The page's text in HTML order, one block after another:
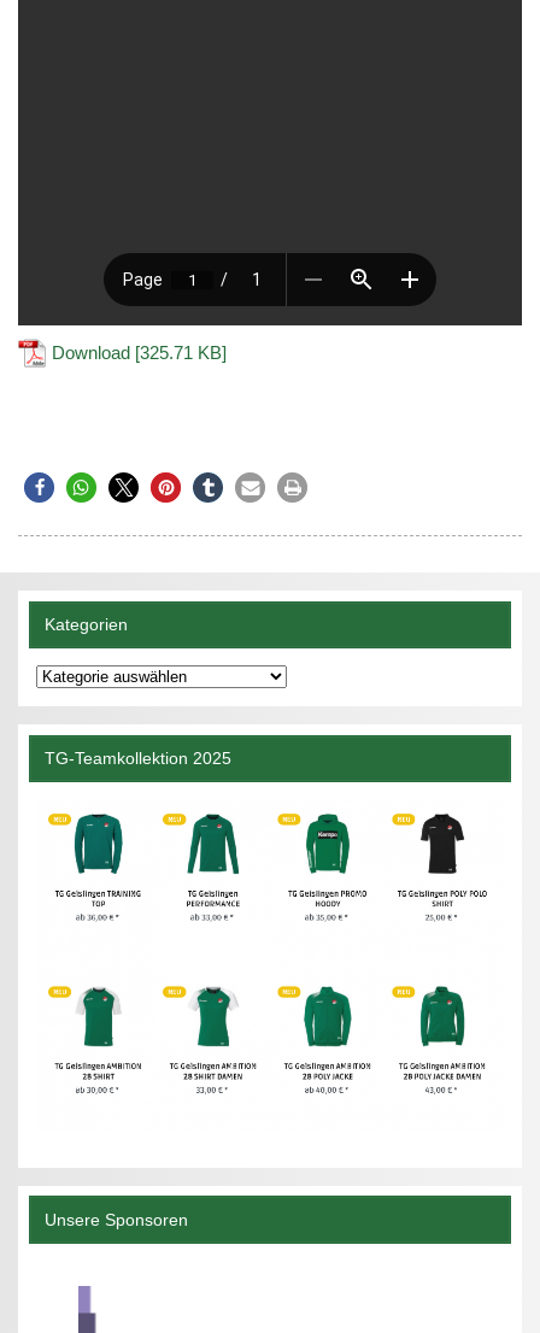
Download [325.71 KB]
Kategorien
Kategorien
TG-Teamkollektion 2025
Unsere Sponsoren